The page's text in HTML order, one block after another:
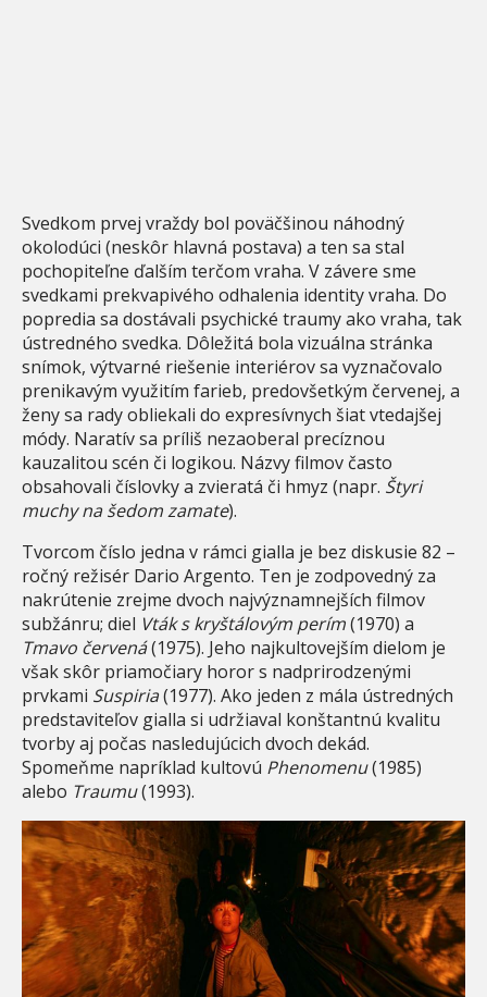
Svedkom prvej vraždy bol poväčšinou náhodný
okolodúci (neskôr hlavná postava) a ten sa stal
pochopiteľne ďalším terčom vraha. V závere sme
svedkami prekvapivého odhalenia identity vraha. Do
popredia sa dostávali psychické traumy ako vraha, tak
ústredného svedka. Dôležitá bola vizuálna stránka
snímok, výtvarné riešenie interiérov sa vyznačovalo
prenikavým využitím farieb, predovšetkým červenej, a
ženy sa rady obliekali do expresívnych šiat vtedajšej
módy. Naratív sa príliš nezaoberal precíznou
kauzalitou scén či logikou. Názvy filmov často
obsahovali číslovky a zvieratá či hmyz (napr. Štyri
muchy na šedom zamate).
Tvorcom číslo jedna v rámci gialla je bez diskusie 82 –
ročný režisér Dario Argento. Ten je zodpovedný za
nakrútenie zrejme dvoch najvýznamnejších filmov
subžánru; diel Vták s kryštálovým perím(1970) a
Tmavo červená(1975). Jeho najkultovejším dielom je
však skôr priamočiary horor s nadprirodzenými
prvkami Suspiria(1977). Ako jeden z mála ústredných
predstaviteľov gialla si udržiaval konštantnú kvalitu
tvorby aj počas nasledujúcich dvoch dekád.
Spomeňme napríklad kultovú Phenomenu(1985)
alebo Traumu(1993).